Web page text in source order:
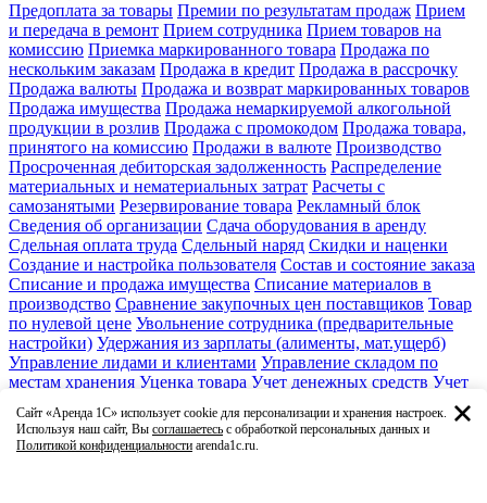
Предоплата за товары Премии по результатам продаж Прием
и передача в ремонт Прием сотрудника Прием товаров на
комиссию Приемка маркированного товара Продажа по
нескольким заказам Продажа в кредит Продажа в рассрочку
Продажа валюты Продажа и возврат маркированных товаров
Продажа имущества Продажа немаркируемой алкогольной
продукции в розлив Продажа с промокодом Продажа товара,
принятого на комиссию Продажи в валюте Производство
Просроченная дебиторская задолженность Распределение
материальных и нематериальных затрат Расчеты с
самозанятыми Резервирование товара Рекламный блок
Сведения об организации Сдача оборудования в аренду
Сдельная оплата труда Сдельный наряд Скидки и наценки
Создание и настройка пользователя Состав и состояние заказа
Списание и продажа имущества Списание материалов в
производство Сравнение закупочных цен поставщиков Товар
по нулевой цене Увольнение сотрудника (предварительные
настройки) Удержания из зарплаты (алименты, мат.ущерб)
Управление лидами и клиентами Управление складом по
местам хранения Уценка товара Учет денежных средств Учет
Учет основных средств Учет серийных номеров Учет
спецодежды Учет товара в единицах и в упаковках
Сайт «Аренда 1С» использует cookie для персонализации и хранения настроек.
Используя наш сайт, Вы соглашаетесь с обработкой персональных данных и
Политикой конфиденциальности arenda1c.ru.